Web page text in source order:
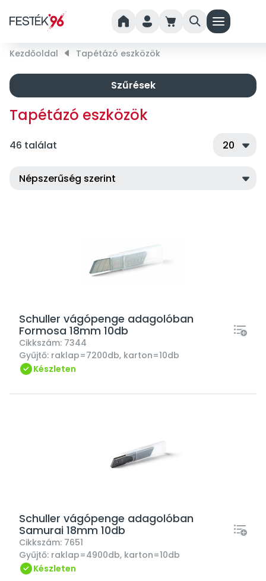
home person cart search menu
Kezdőoldal right_small Tapétázó eszközök
Tapétázó eszközök
46 találat
Schuller vágópenge adagolóban
Formosa 18mm 10db
Cikkszám: 7344
Gyűjtő: raklap=7200db, karton=10db
Készleten
Schuller vágópenge adagolóban
Samurai 18mm 10db
Cikkszám: 7651
Gyűjtő: raklap=4900db, karton=10db
Készleten
Szűrések